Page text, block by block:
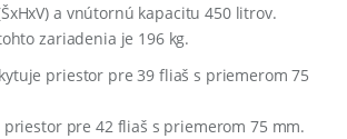
a vnútornú kapacitu 450 litrov.
zariadenia je 196 kg.
priestor pre 39 fliaš s priemerom 75
priestor pre 42 fliaš s priemerom 75 mm.